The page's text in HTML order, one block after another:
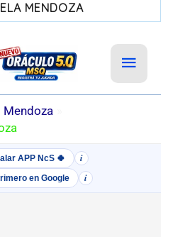
MENDOZA